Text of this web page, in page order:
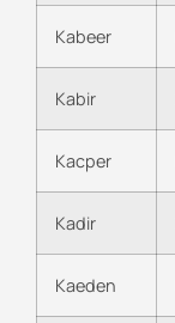
Kabeer
Kabir
Kacper
Kadir
Kaeden